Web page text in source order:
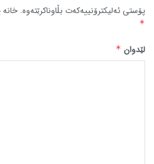
پۆستی ئەلیکترۆنییەکەت بڵاوناکرێتەوە. خانە
*
لێدوان *